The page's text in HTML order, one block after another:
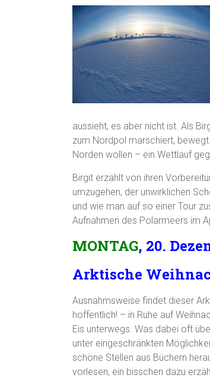
aussieht, es aber nicht ist. Als
zum Nordpol marschiert,
Norden wollen – ein Wettlauf
Birgit erzählt von ihren
umzugehen, der unwirklichen
und wie man auf so einer Tour
Aufnahmen des Polarmeers im
MONTAG, 20.
Arktische
Ausnahmsweise findet dieser
hoffentlich! – in Ruhe auf
Eis unterwegs. Was dabei oft
unter eingeschränkten
schöne Stellen aus Büchern
vorlesen, ein bisschen dazu